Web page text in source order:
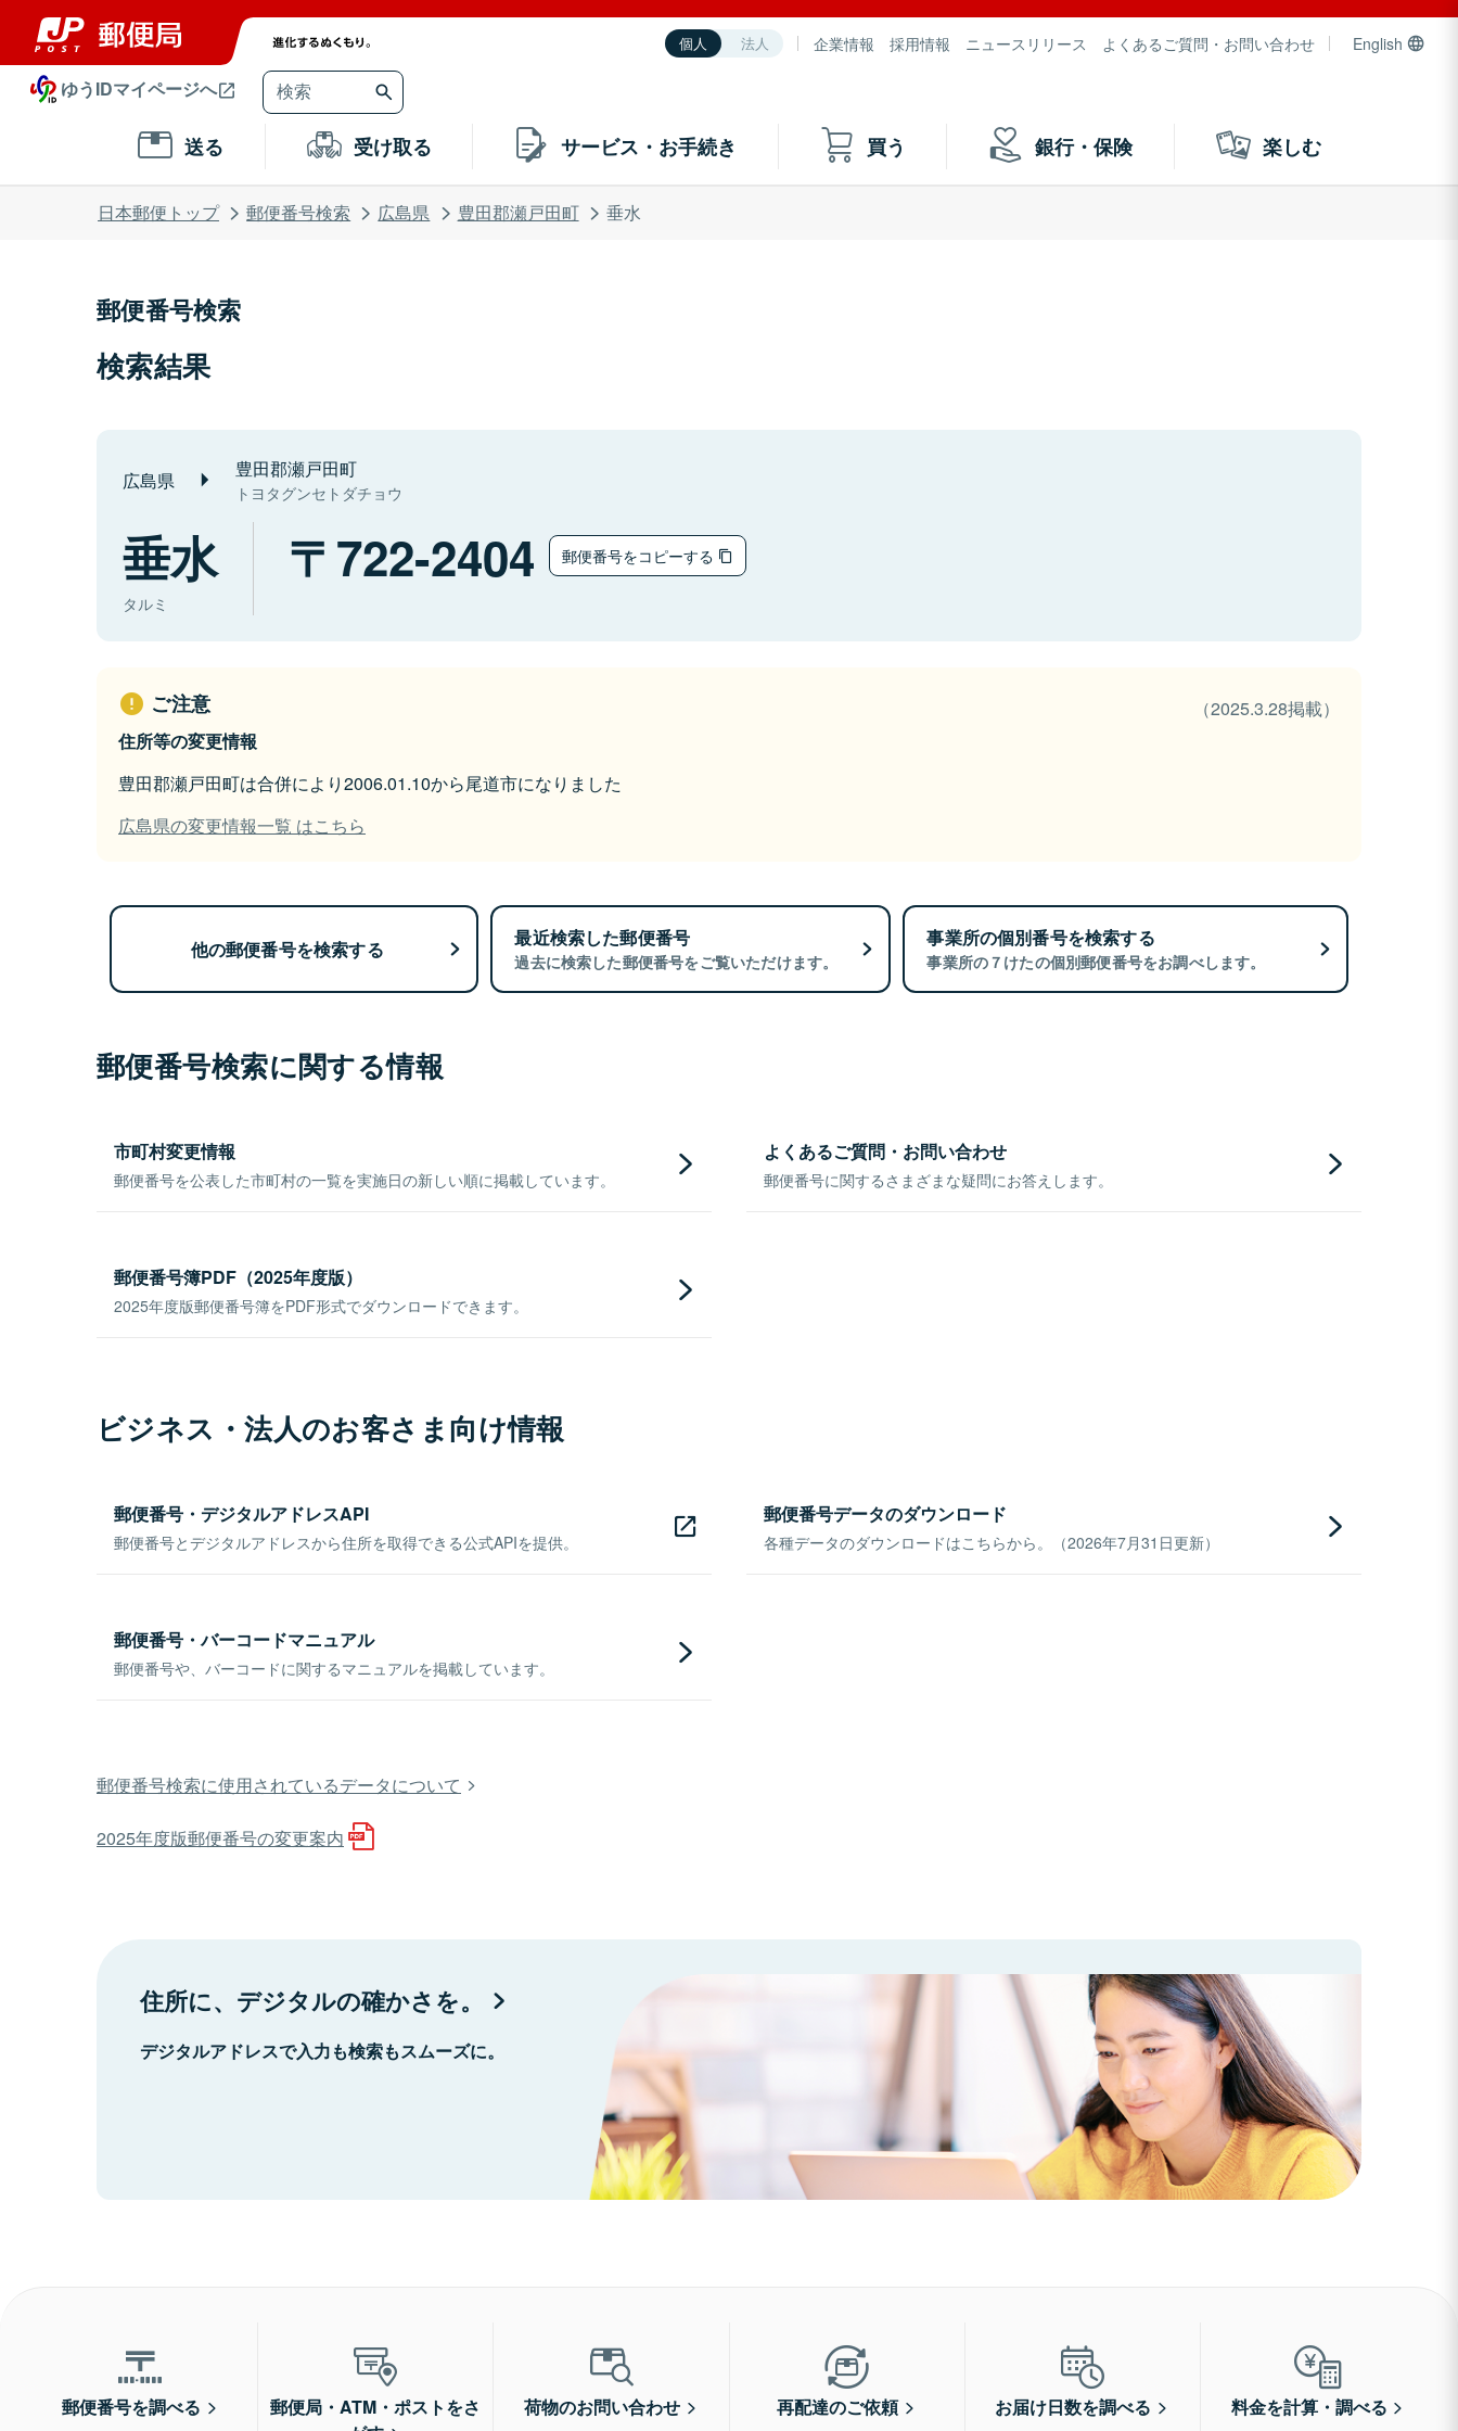
個人 法人 企業情報 採用情報 ニュースリリース よくあるご質問・お問い合わせ English
ゆうIDマイページへ
送る 受け取る サービス・お手続き 買う 銀行・保険 楽しむ
日本郵便トップ 郵便番号検索 広島県 豊田郡瀬戸田町 垂水
郵便番号検索
検索結果
広島県 豊田郡瀬戸田町
トヨタグンセトダチョウ
垂水
タルミ
722-2404 郵便番号をコピーする
ご注意
（2025.3.28掲載）
住所等の変更情報
豊田郡瀬戸田町は合併により2006.01.10から尾道市になりました
広島県の変更情報一覧 はこちら
他の郵便番号を検索する 最近検索した郵便番号
過去に検索した郵便番号をご覧いただけます。
事業所の個別番号を検索する
事業所の７けたの個別郵便番号をお調べします。
郵便番号検索に関する情報
市町村変更情報
郵便番号を公表した市町村の一覧を実施日の新しい順に掲載しています。
よくあるご質問・お問い合わせ
郵便番号に関するさまざまな疑問にお答えします。
郵便番号簿PDF（2025年度版）
2025年度版郵便番号簿をPDF形式でダウンロードできます。
ビジネス・法人のお客さま向け情報
郵便番号・デジタルアドレスAPI
郵便番号とデジタルアドレスから住所を取得できる公式APIを提供。
郵便番号データのダウンロード
各種データのダウンロードはこちらから。（2026年7月31日更新）
郵便番号・バーコードマニュアル
郵便番号や、バーコードに関するマニュアルを掲載しています。
郵便番号検索に使用されているデータについて
2025年度版郵便番号の変更案内
住所に、デジタルの確かさを。
デジタルアドレスで入力も検索もスムーズに。
郵便番号を調べる
郵便局・ATM・ポストをさ
荷物のお問い合わせ 再配達のご依頼 お届け日数を調べる 料金を計算・調べる